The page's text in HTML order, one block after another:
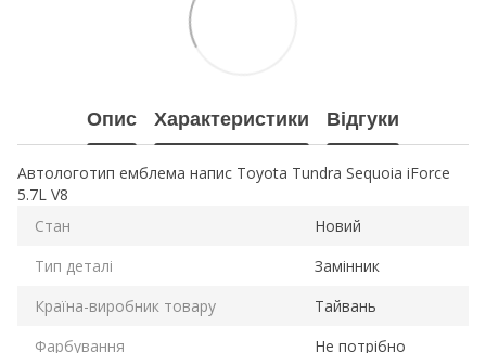
Опис Характеристики Відгуки
Автологотип емблема напис Toyota Tundra Sequoia iForce
5.7L V8
Стан
Новий
Тип деталі
Замінник
Країна-виробник товару
Тайвань
Фарбування
Не потрібно